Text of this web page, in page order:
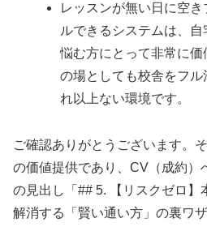
レッスンが無い日に空
ルできるシステムは、
悩む方にとって非常に
の場としても校舎をフル
れ以上ない環境です。
ご確認ありがとうございます。
の価値提供であり、CV（成約）
の見出し「## 5. 【リスクゼロ】
解消する「賢い通い方」の裏ワ